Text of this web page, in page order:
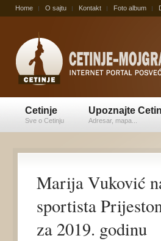
Home O sajtu Kontakt Foto album
Cetinje
Sve o Cetinju
Upoznajte
Adresar, mapa...
Marija Vuković
sportista
za 2019. godinu